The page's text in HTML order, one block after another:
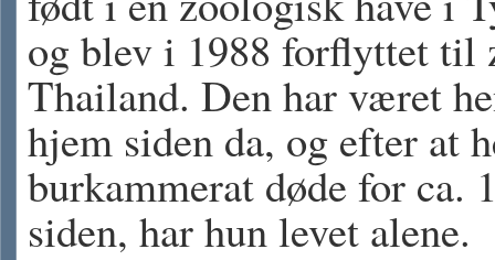
og blev i 1988 forflyttet til
Thailand. Den har været
hjem siden da, og efter at
burkammerat døde for ca.
siden, har hun levet alene.